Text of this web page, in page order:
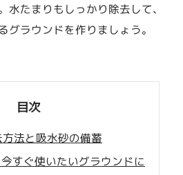
水たまりもしっかり除去して、
グラウンドを作りましょう。
目次
法と吸水砂の備蓄
すぐ使いたいグラウンドに